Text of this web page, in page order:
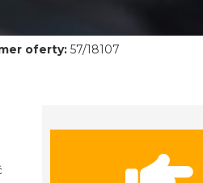
oferty: 57/18107